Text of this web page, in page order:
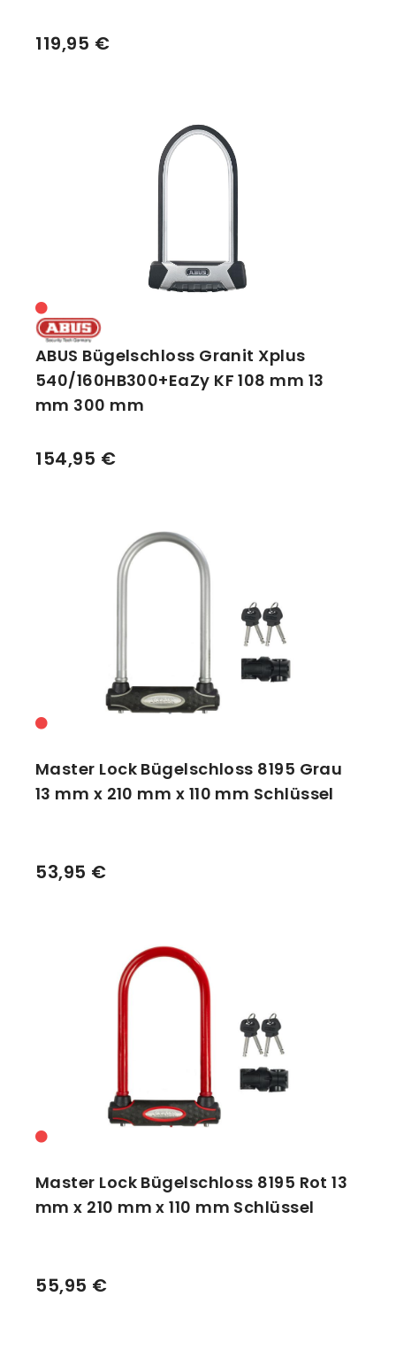
119,95 €
ABUS Bügelschloss Granit Xplus
540/160HB300+EaZy KF 108 mm 13
mm 300 mm
154,95 €
Master Lock Bügelschloss 8195 Grau
13 mm x 210 mm x 110 mm Schlüssel
53,95 €
Master Lock Bügelschloss 8195 Rot 13
mm x 210 mm x 110 mm Schlüssel
55,95 €